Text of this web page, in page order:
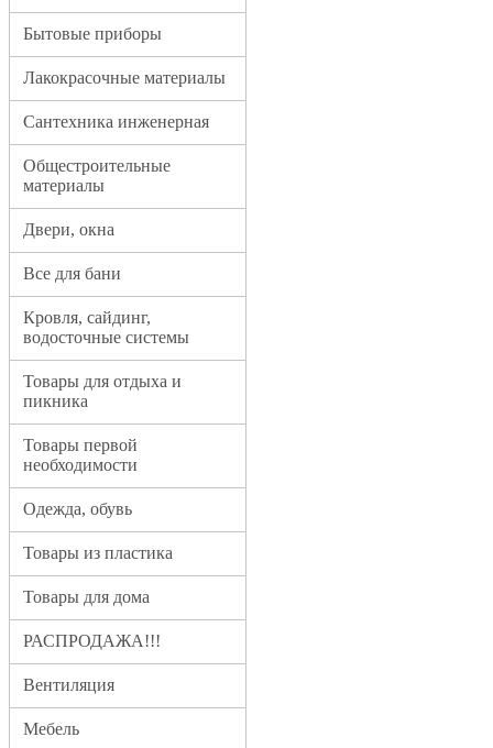
Бытовые приборы
Лакокрасочные материалы
Сантехника инженерная
Общестроительные
материалы
Двери, окна
Все для бани
Кровля, сайдинг,
водосточные системы
Товары для отдыха и
пикника
Товары первой
необходимости
Одежда, обувь
Товары из пластика
Товары для дома
РАСПРОДАЖА!!!
Вентиляция
Мебель